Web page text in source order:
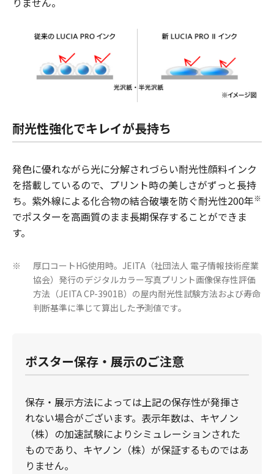
耐光性強化でキレイが長持ち
発色に優れながら光に分解されづらい耐光性顔料インク
を搭載しているので、プリント時の美しさがずっと長持
ち。紫外線による化合物の結合破壊を防ぐ耐光性200年※
でポスターを高画質のまま長期保存することができま
す。
※
厚口コートHG使用時。JEITA（社団法人 電子情報技術産業
協会）発行のデジタルカラー写真プリント画像保存性評価
方法（JEITA CP-3901B）の屋内耐光性試験方法および寿命
判断基準に準じて算出した予測値です。
ポスター保存・展示のご注意
保存・展示方法によっては上記の保存性が発揮さ
れない場合がございます。表示年数は、キヤノン
（株）の加速試験によりシミュレーションされた
ものであり、キヤノン（株）が保証するものではあ
りません。